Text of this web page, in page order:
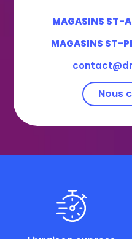
MAGASINS ST-
MAGASINS ST-
Nous